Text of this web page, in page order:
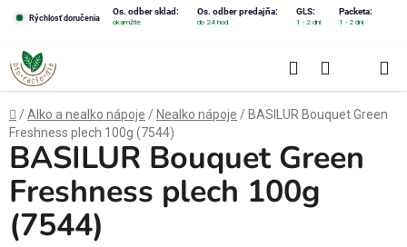
obsah
Rýchlosť doručenia
Os. odber sklad: Os. odber predajňa: GLS: Packeta:
okamžite do 24 hod. 1 - 2 dni 1 - 2 dni
Hľadať
KOŠÍK
Domov
/Alko a nealko nápoje / Nealko nápoje / BASILUR Bouquet Green
Freshness plech 100g (7544)
BASILUR Bouquet Green
Freshness plech 100g
(7544)